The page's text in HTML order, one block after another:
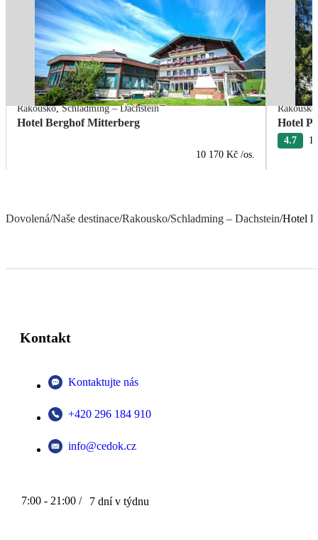
Rakousko,Schladming – Dachstein
Hotel Berghof Mitterberg
10 170 Kč /os.
Rakousko
Hotel
4.7
Dovolená/Naše destinace/Rakousko/Schladming – Dachstein/Hotel
Kontakt
Kontaktujte nás
+420 296 184 910
info@cedok.cz
7:00 - 21:00 / 7 dní v týdnu